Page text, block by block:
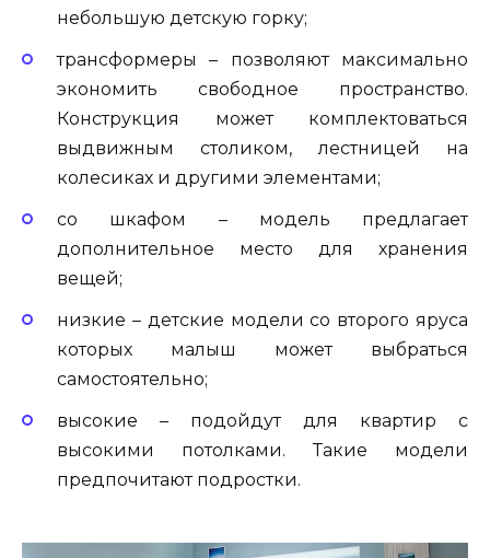
небольшую детскую горку;
трансформеры – позволяют максимально
экономить свободное пространство.
Конструкция может комплектоваться
выдвижным столиком, лестницей на
колесиках и другими элементами;
со шкафом – модель предлагает
дополнительное место для хранения
вещей;
низкие – детские модели со второго яруса
которых малыш может выбраться
самостоятельно;
высокие – подойдут для квартир с
высокими потолками. Такие модели
предпочитают подростки.